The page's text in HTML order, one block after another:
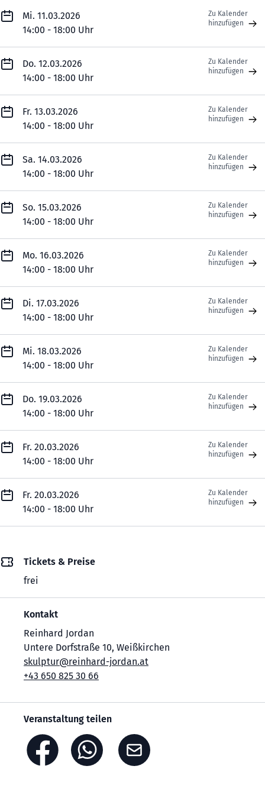
Mi. 11.03.2026
14:00 - 18:00 Uhr
Zu Kalender
hinzufügen
Do. 12.03.2026
14:00 - 18:00 Uhr
Zu Kalender
hinzufügen
Fr. 13.03.2026
14:00 - 18:00 Uhr
Zu Kalender
hinzufügen
Sa. 14.03.2026
14:00 - 18:00 Uhr
Zu Kalender
hinzufügen
So. 15.03.2026
14:00 - 18:00 Uhr
Zu Kalender
hinzufügen
Mo. 16.03.2026
14:00 - 18:00 Uhr
Zu Kalender
hinzufügen
Di. 17.03.2026
14:00 - 18:00 Uhr
Zu Kalender
hinzufügen
Mi. 18.03.2026
14:00 - 18:00 Uhr
Zu Kalender
hinzufügen
Do. 19.03.2026
14:00 - 18:00 Uhr
Zu Kalender
hinzufügen
Fr. 20.03.2026
14:00 - 18:00 Uhr
Zu Kalender
hinzufügen
Fr. 20.03.2026
14:00 - 18:00 Uhr
Zu Kalender
hinzufügen
Tickets & Preise
frei
Kontakt
Reinhard Jordan
Untere Dorfstraße 10, Weißkirchen
skulptur@reinhard-jordan.at
+43 650 825 30 66
Veranstaltung teilen